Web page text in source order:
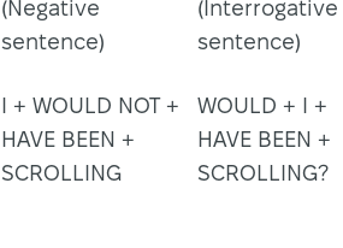
(Negative
sentence)
(Interrogative
sentence)
I + WOULD NOT +
HAVE BEEN +
SCROLLING
WOULD + I +
HAVE BEEN +
SCROLLING?